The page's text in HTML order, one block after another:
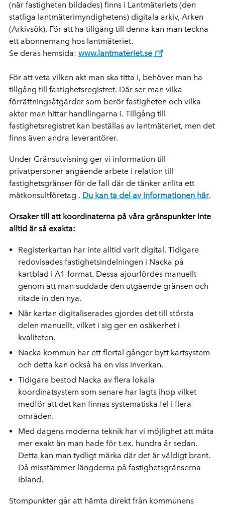
(när fastigheten bildades) finns i Lantmäteriets (den
statliga lantmäterimyndighetens) digitala arkiv, Arken
(Arkivsök). För att ha tillgång till denna kan man teckna
ett abonnemang hos lantmäteriet.
Se deras hemsida: www.lantmateriet.se
För att veta vilken akt man ska titta i, behöver man ha
tillgång till fastighetsregistret. Där ser man vilka
förrättningsåtgärder som berör fastigheten och vilka
akter man hittar handlingarna i. Tillgång till
fastighetsregistret kan beställas av lantmäteriet, men det
finns även andra leverantörer.
Under Gränsutvisning ger vi information till
privatpersoner angående arbete i relation till
fastighetsgränser för de fall där de tänker anlita ett
mätkonsultföretag . Du kan ta del av informationen här.
Orsaker till att koordinaterna på våra gränspunkter inte
alltid är så exakta:
Registerkartan har inte alltid varit digital. Tidigare
redovisades fastighetsindelningen i Nacka på
kartblad i A1-format. Dessa ajourfördes manuellt
genom att man suddade den utgående gränsen och
ritade in den nya.
När kartan digitaliserades gjordes det till största
delen manuellt, vilket i sig ger en osäkerhet i
kvaliteten.
Nacka kommun har ett flertal gånger bytt kartsystem
och detta kan också ha en viss inverkan.
Tidigare bestod Nacka av flera lokala
koordinatsystem som senare har lagts ihop vilket
medför att det kan finnas systematiska fel i flera
områden.
Med dagens moderna teknik har vi möjlighet att mäta
mer exakt än man hade för t.ex. hundra år sedan.
Detta kan man tydligt märka där det är väldigt brant.
Då misstämmer längderna på fastighetsgränserna
ibland.
Stompunkter går att hämta direkt från kommunens